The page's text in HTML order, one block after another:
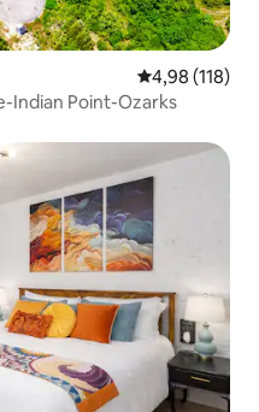
Classificação
4,98 (118)
Indian Point-Ozarks